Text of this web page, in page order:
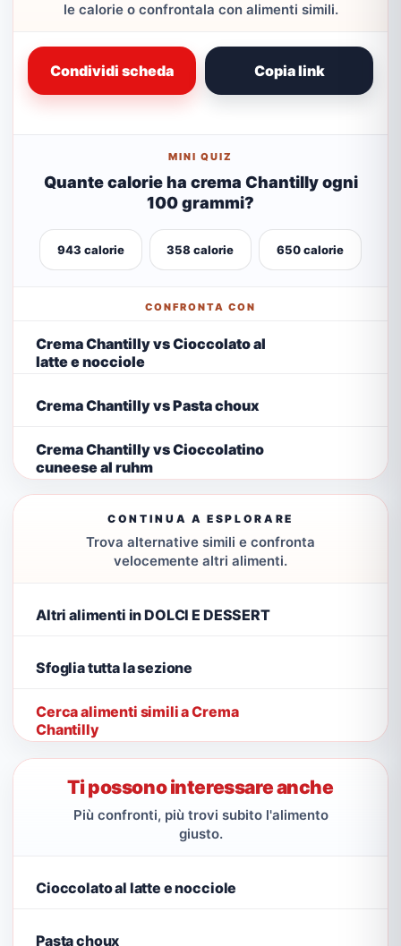
le calorie o confrontala con alimenti simili.
Condividi scheda Copia link
MINI QUIZ
Quante calorie ha crema Chantilly ogni
100 grammi?
943 calorie 358 calorie 650 calorie
CONFRONTA CON
Crema Chantilly vs Cioccolato al
latte e nocciole
Crema Chantilly vs Pasta choux
Crema Chantilly vs Cioccolatino
cuneese al ruhm
CONTINUA A ESPLORARE
Trova alternative simili e confronta
velocemente altri alimenti.
Altri alimenti in DOLCI E DESSERT
Sfoglia tutta la sezione
Cerca alimenti simili a Crema
Chantilly
Ti possono interessare anche
Più confronti, più trovi subito l'alimento
giusto.
Cioccolato al latte e nocciole
Pasta choux